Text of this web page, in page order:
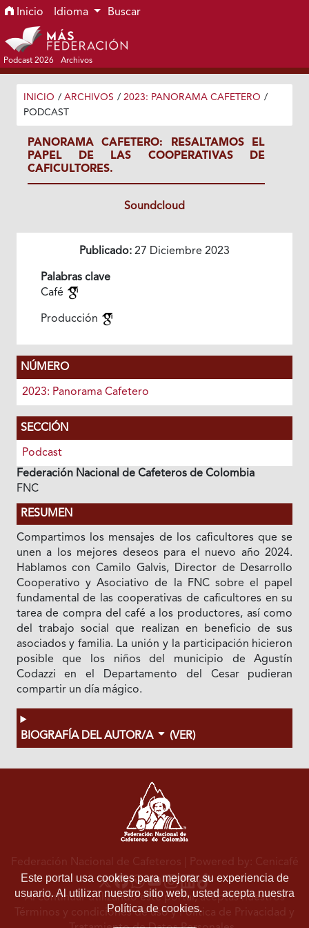
Ir al menú de navegación principal
Ir al contenido principal
Ir al pie de página del sitio
Inicio Idioma Buscar
Podcast 2026 Archivos
INICIO / ARCHIVOS / 2023: PANORAMA CAFETERO /
PODCAST
PANORAMA CAFETERO: RESALTAMOS EL
PAPEL DE LAS COOPERATIVAS DE
CAFICULTORES.
Soundcloud
Publicado: 27 Diciembre 2023
Palabras clave
Café
Producción
NÚMERO
2023: Panorama Cafetero
SECCIÓN
Podcast
Federación Nacional de Cafeteros de Colombia
FNC
RESUMEN
Compartimos los mensajes de los caficultores que se
unen a los mejores deseos para el nuevo año 2024.
Hablamos con Camilo Galvis, Director de Desarrollo
Cooperativo y Asociativo de la FNC sobre el papel
fundamental de las cooperativas de caficultores en su
tarea de compra del café a los productores, así como
del trabajo social que realizan en beneficio de sus
asociados y familia. La unión y la participación hicieron
posible que los niños del municipio de Agustín
Codazzi en el Departamento del Cesar pudieran
compartir un día mágico.
BIOGRAFÍA DEL AUTOR/A (VER)
Este portal usa cookies para mejorar su experiencia de
usuario. Al utilizar nuestro sitio web, usted acepta nuestra
Política de cookies.
Federación Nacional de Cafeteros | Powered by: Cenicafé
Al continuar utilizando este portal, aceptas nuestros
Términos y condiciones de usoyPolítica de Privacidad y